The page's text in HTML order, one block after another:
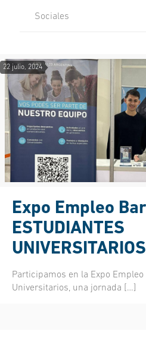
Sociales
22 julio, 2024
Expo Empleo
ESTUDIANTES
UNIVERSITARIOS
Participamos en la Expo
Universitarios, una jornada […]